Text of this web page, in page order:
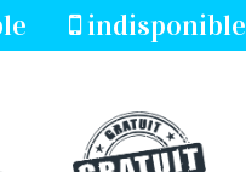
indisponible